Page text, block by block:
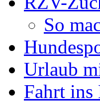
So
Urlaub
Fahrt ins